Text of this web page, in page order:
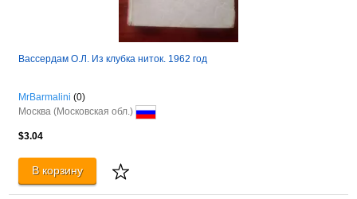
Вассердам О.Л. Из клубка ниток. 1962 год
MrBarmalini (0)
Москва (Московская обл.)
$3.04
В корзину